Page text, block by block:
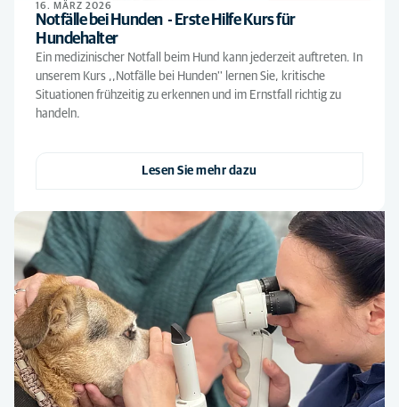
16. MÄRZ 2026
Notfälle bei Hunden - Erste Hilfe Kurs für
Hundehalter
Ein medizinischer Notfall beim Hund kann jederzeit auftreten. In
unserem Kurs ,,Notfälle bei Hunden'' lernen Sie, kritische
Situationen frühzeitig zu erkennen und im Ernstfall richtig zu
handeln.
Lesen Sie mehr dazu